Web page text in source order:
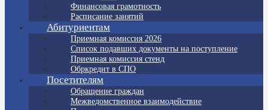
Финансовая грамотность
Расписание занятий
Абитуриентам
Приемная комиссия 2026
Список подавших документы на поступление
Приемная комиссия стенд
Обркредит в СПО
Посетителям
Обращение граждан
Межведомственное взаимодействие